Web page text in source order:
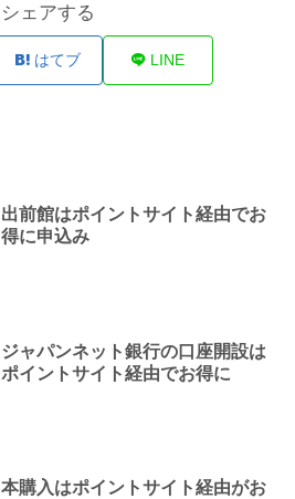
シェアする
はてブ LINE
出前館はポイントサイト経由でお
得に申込み
ジャパンネット銀行の口座開設は
ポイントサイト経由でお得に
本購入はポイントサイト経由がお